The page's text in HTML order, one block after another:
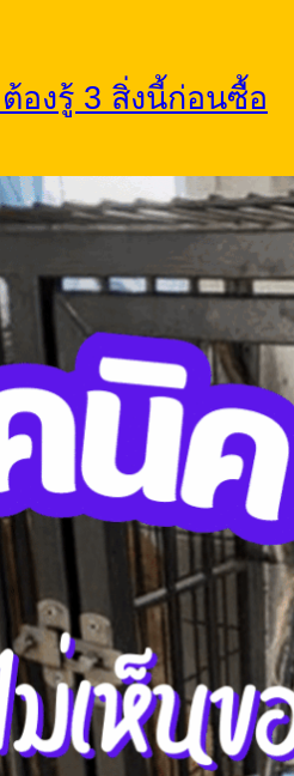
องรู้ 3 สิ่งนี้ก่อนซื้อ